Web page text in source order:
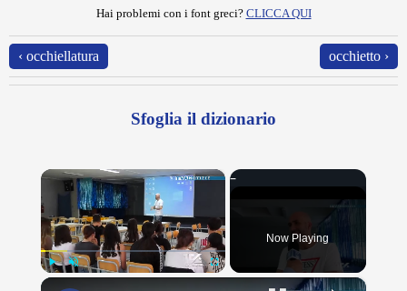
Hai problemi con i font greci? CLICCA QUI
‹ occhiellatura occhietto ›
Sfoglia il dizionario
×
Now Playing
×